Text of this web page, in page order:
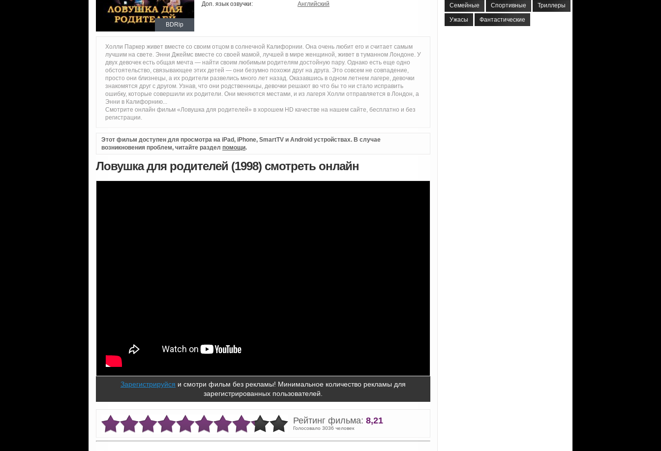
BDRip
Доп. язык озвучки:
Английский
Холли Паркер живет вместе со своим отцом в солнечной Калифорнии. Она очень любит его и считает самым
лучшим на свете. Энни Джеймс вместе со своей мамой, лучшей в мире женщиной, живет в туманном Лондоне. У
двух девочек есть общая мечта — найти своим любимым родителям достойную пару. Однако есть еще одно
обстоятельство, связывающее этих детей — они безумно похожи друг на друга. Это совсем не совпадение,
просто они близнецы, а их родители развелись много лет назад. Оказавшись в одном летнем лагере, девочки
знакомятся друг с другом. Узнав, что они родственницы, девочки решают во что бы то ни стало исправить
ошибку, которые совершили их родители. Они меняются местами, и из лагеря Холли отправляется в Лондон, а
Энни в Калифорнию...
Смотрите онлайн фильм «Ловушка для родителей» в хорошем HD качестве на нашем сайте, бесплатно и без
регистрации.
Этот фильм доступен для просмотра на iPad, iPhone, SmartTV и Android устройствах. В случае
возникновения проблем, читайте раздел помощи.
Ловушка для родителей (1998) смотреть онлайн
Зарегистрируйся и смотри фильм без рекламы! Минимальное количество рекламы для
зарегистрированных пользователей.
Рейтинг фильма: 8,21
Голосовало 3036 человек
Семейные Спортивные Триллеры
Ужасы Фантастические